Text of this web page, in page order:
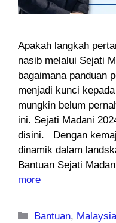
Apakah langkah
nasib melalui Sejati
bagaimana panduan
menjadi kunci
mungkin belum
ini. Sejati Madani
disini. Dengan
dinamik dalam
Bantuan Sejati
more
Categories
Bantuan,